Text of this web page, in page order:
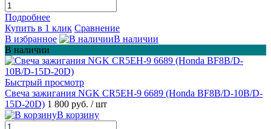
Подробнее
Купить в 1 клик Сравнение
В избранное
В наличии
В наличии
Быстрый просмотр
Свеча зажигания NGK CR5EH-9 6689 (Honda BF8B/D-10B/D-
15D-20D) 1 800 руб. / шт
В корзину